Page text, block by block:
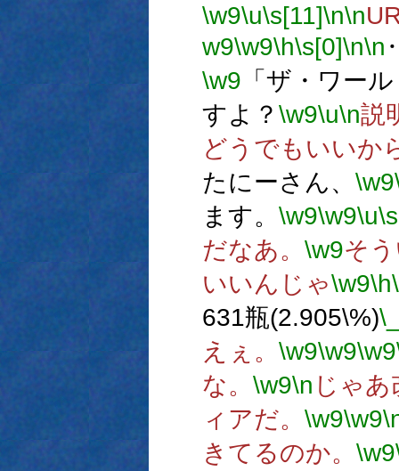
\w9\u\s[11]\n\n
w9\w9\h\s[0]\n\n
\w9 「ザ・ワー
すよ？ \w9\u\n説
どうでもいいか
たにーさん、 \w9
ます。 \w9\w9\u
だなあ。 \w9そ
いいんじゃ\w9\h
631瓶(2.905\%)
えぇ。 \w9\w9\w9
な。 \w9\n じゃ
ィアだ。 \w9\w9
きてるのか。 \w9